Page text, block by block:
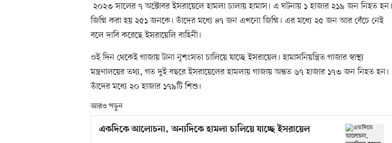
২০২৩ সালের ৭ অক্টোবর ইসরায়েলে হামলা চালায় হামাস। এ ঘটনায় ১ হাজার ২১৯ জন নিহত হন।
জিম্মি করা হয় ২৫১ জনকে। তাঁদের মধ্যে ৪৭ জন এখনো জিম্মি। এর মধ্যে ২৫ জন আর বেঁচে নেই
বলে দাবি করেছে ইসরায়েলি বাহিনী।
ওই দিন থেকেই গাজায় টানা নৃশংসতা চালিয়ে যাচ্ছে ইসরায়েল। হামাসনিয়ন্ত্রিত গাজার স্বাস্থ্য
মন্ত্রণালয়ের তথ্য, গত দুই বছরে ইসরায়েলের হামলায় গাজায় অন্তত ৬৭ হাজার ১৭৩ জন নিহত হন।
তাঁদের মধ্যে ২০ হাজার ১৭৯টি শিশু।
আরও পড়ুন
একদিকে আলোচনা, অন্যদিকে হামলা চালিয়ে যাচ্ছে ইসরায়েল